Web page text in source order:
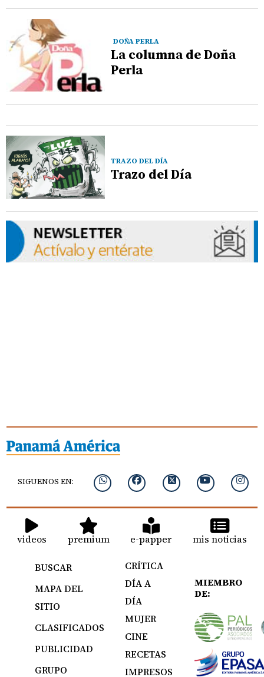
DOÑA PERLA
La columna de Doña
Perla
TRAZO DEL DÍA
Trazo del Día
SIGUENOS EN:
videos premium e-papper mis noticias
BUSCAR
MAPA DEL
SITIO
CLASIFICADOS
PUBLICIDAD
GRUPO
CRÍTICA
DÍA A
DÍA
MUJER
CINE
RECETAS
IMPRESOS
MIEMBRO
DE: